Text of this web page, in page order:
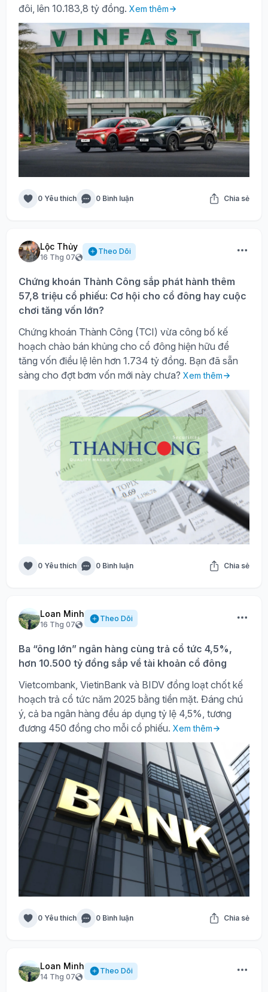
đôi, lên 10.183,8 tỷ đồng. Xem thêm
0 Yêu thích 0 Bình luận Chia sẻ
Lộc Thủy
16 Thg 07
Theo Dõi
Chứng khoán Thành Công sắp phát hành thêm
57,8 triệu cổ phiếu: Cơ hội cho cổ đông hay cuộc
chơi tăng vốn lớn?
Chứng khoán Thành Công (TCI) vừa công bố kế
hoạch chào bán khủng cho cổ đông hiện hữu để
tăng vốn điều lệ lên hơn 1.734 tỷ đồng. Bạn đã sẵn
sàng cho đợt bơm vốn mới này chưa? Xem thêm
0 Yêu thích 0 Bình luận Chia sẻ
Loan Minh
16 Thg 07
Theo Dõi
Ba “ông lớn” ngân hàng cùng trả cổ tức 4,5%,
hơn 10.500 tỷ đồng sắp về tài khoản cổ đông
Vietcombank, VietinBank và BIDV đồng loạt chốt kế
hoạch trả cổ tức năm 2025 bằng tiền mặt. Đáng chú
ý, cả ba ngân hàng đều áp dụng tỷ lệ 4,5%, tương
đương 450 đồng cho mỗi cổ phiếu. Xem thêm
0 Yêu thích 0 Bình luận Chia sẻ
Loan Minh
14 Thg 07
Theo Dõi